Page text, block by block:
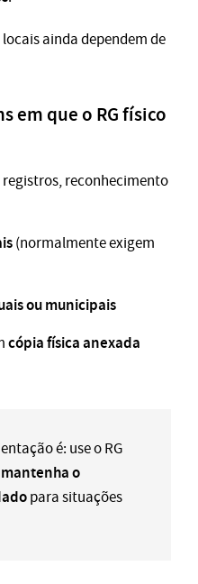
ainda dependem de
em que o RG físico
reconhecimento
(normalmente exigem
ou municipais
cópia física anexada
é: use o RG
mantenha o
para situações